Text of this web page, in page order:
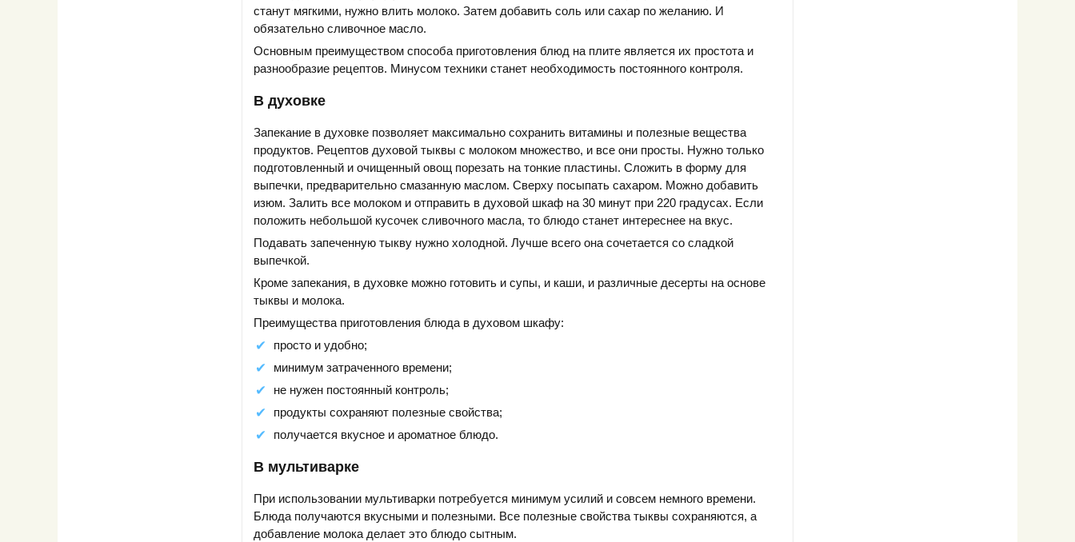
станут мягкими, нужно влить молоко. Затем добавить соль или сахар по желанию. И
обязательно сливочное масло.
Основным преимуществом способа приготовления блюд на плите является их простота и
разнообразие рецептов. Минусом техники станет необходимость постоянного контроля.
В духовке
Запекание в духовке позволяет максимально сохранить витамины и полезные вещества
продуктов. Рецептов духовой тыквы с молоком множество, и все они просты. Нужно только
подготовленный и очищенный овощ порезать на тонкие пластины. Сложить в форму для
выпечки, предварительно смазанную маслом. Сверху посыпать сахаром. Можно добавить
изюм. Залить все молоком и отправить в духовой шкаф на 30 минут при 220 градусах. Если
положить небольшой кусочек сливочного масла, то блюдо станет интереснее на вкус.
Подавать запеченную тыкву нужно холодной. Лучше всего она сочетается со сладкой
выпечкой.
Кроме запекания, в духовке можно готовить и супы, и каши, и различные десерты на основе
тыквы и молока.
Преимущества приготовления блюда в духовом шкафу:
просто и удобно;
минимум затраченного времени;
не нужен постоянный контроль;
продукты сохраняют полезные свойства;
получается вкусное и ароматное блюдо.
В мультиварке
При использовании мультиварки потребуется минимум усилий и совсем немного времени.
Блюда получаются вкусными и полезными. Все полезные свойства тыквы сохраняются, а
добавление молока делает это блюдо сытным.